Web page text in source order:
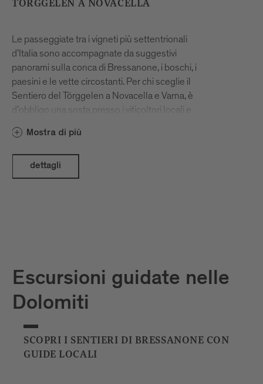
TÖRGGELEN A NOVACELLA
Le passeggiate tra i vigneti più settentrionali
d’Italia sono accompagnate da suggestivi
panorami sulla conca di Bressanone, i boschi, i
paesini e le vette circostanti. Per chi sceglie il
Sentiero del Törggelen a Novacella e Varna, è
d’obbligo una sosta presso i viticoltori locali e
Stube e nelle cantine dei vignaioli il tempo
scorre piacevolmente, tra castagne arrosto,
calici di ottimo vino dell’Alto Adige e
chiacchierate sulla viticoltura regionale. Il
Mostra di più
dettagli
Escursioni guidate nelle
Dolomiti
SCOPRI I SENTIERI DI BRESSANONE CON
GUIDE LOCALI